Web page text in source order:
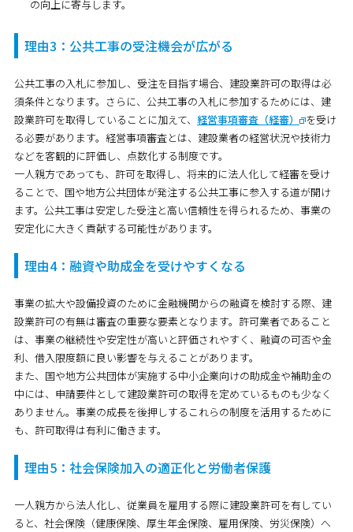
の向上に寄与します。
理由3：公共工事の受注機会が広がる
公共工事の入札に参加し、受注を目指す場合、建設業許可の取得は必
須条件となります。さらに、公共工事の入札に参加するためには、建
設業許可を取得していることに加えて、 経営事項審査（経審）
を受け
る必要があります。経営事項審査とは、建設業者の経営状況や技術力
などを客観的に評価し、点数化する制度です。
一人親方であっても、許可を取得し、将来的に法人化して経審を受け
ることで、国や地方公共団体が発注する公共工事に参入する道が開け
ます。公共工事は安定した受注と高い信頼性を得られるため、事業の
安定化に大きく貢献する可能性があります。
理由4：融資や助成金を受けやすくなる
事業の拡大や設備投資のために金融機関からの融資を検討する際、建
設業許可の有無は審査の重要な要素となります。許可業者であること
は、事業の継続性や安定性が高いと評価されやすく、融資の可否や金
利、借入限度額に良い影響を与えることがあります。
また、国や地方公共団体が実施する中小企業向けの助成金や補助金の
中には、申請要件として建設業許可の取得を定めているものも少なく
ありません。事業の成長を後押しするこれらの制度を活用するために
も、許可取得は有利に働きます。
理由5：社会保険加入の適正化と労働者保護
一人親方から法人化し、従業員を雇用する際に建設業許可を有してい
ると、社会保険（健康保険、厚生年金保険、雇用保険、労災保険）へ